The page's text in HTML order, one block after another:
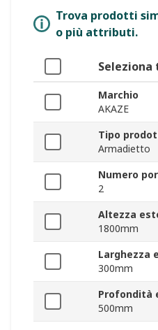
Trova prodotti
o più attributi.
Marchio
AKAZE
Tipo
Armadietto
Numero
2
Altezza
1800mm
Larghezza
300mm
Profondità
500mm